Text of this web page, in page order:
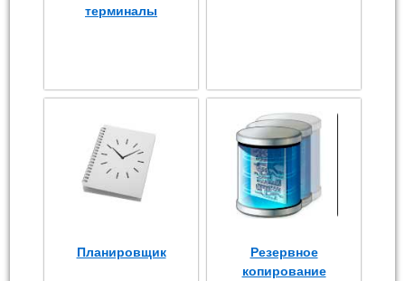
терминалы
Планировщик
Резервное
копирование